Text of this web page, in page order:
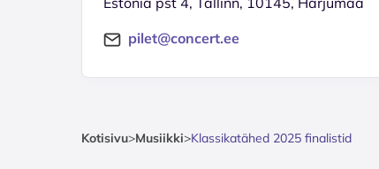
pilet@concert.ee
Kotisivu>Musiikki>Klassikatähed 2025 finalistid